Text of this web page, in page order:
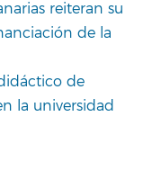
reiteran su
de la
de
la universidad